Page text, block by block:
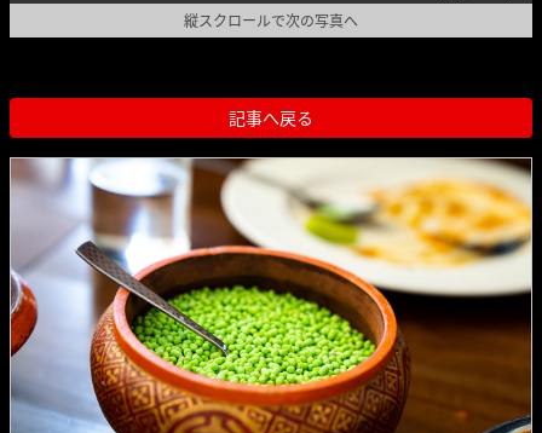
縦スクロールで次の写真へ
記事へ戻る